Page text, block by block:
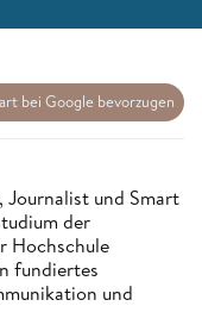
bei Google bevorzugen
Journalist und Smart
der
Hochschule
fundiertes
und